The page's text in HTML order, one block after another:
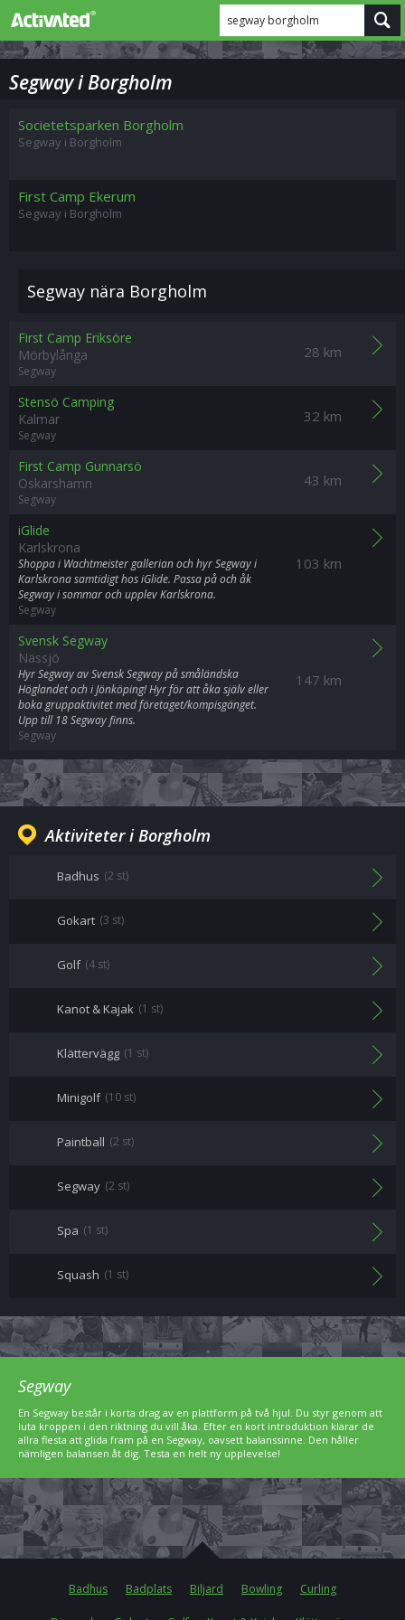
segway borgholm
Segway i Borgholm
Societetsparken Borgholm
Segway i Borgholm
First Camp Ekerum
Segway i Borgholm
Segway nära Borgholm
28 km
First Camp Eriksöre
Mörbylånga
Segway
32 km
Stensö Camping
Kalmar
Segway
43 km
First Camp Gunnarsö
Oskarshamn
Segway
103 km
iGlide
Karlskrona
Shoppa i Wachtmeister gallerian och hyr Segway i
Karlskrona samtidigt hos iGlide. Passa på och åk
Segway i sommar och upplev Karlskrona.
Segway
147 km
Svensk Segway
Nässjö
Hyr Segway av Svensk Segway på småländska
Höglandet och i Jönköping! Hyr för att åka själv eller
boka gruppaktivitet med företaget/kompisgänget.
Upp till 18 Segway finns.
Segway
Aktiviteter i Borgholm
Badhus (2 st)
Gokart (3 st)
Golf (4 st)
Kanot & Kajak (1 st)
Klättervägg (1 st)
Minigolf (10 st)
Paintball (2 st)
Segway (2 st)
Spa (1 st)
Squash (1 st)
Segway
En Segway består i korta drag av en plattform på två hjul. Du styr genom att
luta kroppen i den riktning du vill åka. Efter en kort introduktion klarar de
allra flesta att glida fram på en Segway, oavsett balanssinne. Den håller
nämligen balansen åt dig. Testa en helt ny upplevelse!
Badhus Badplats Biljard Bowling Curling